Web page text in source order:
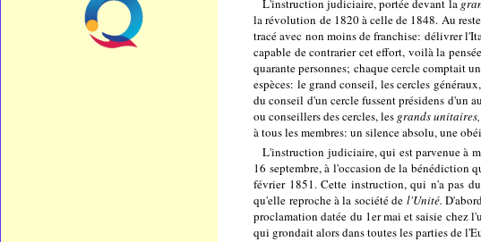
L'instruction judiciaire, portée devant la
la révolution de 1820 à celle de 1848. Au
tracé avec non moins de franchise: délivrer
capable de contrarier cet effort, voilà la
quarante personnes; chaque cercle comptait
espèces: le grand conseil, les cercles
du conseil d'un cercle fussent présidens d'un
ou conseillers des cercles, les grands
à tous les membres: un silence absolu, une
L'instruction judiciaire, qui est parvenue à
16 septembre, à l'occasion de la bénédiction
février 1851. Cette instruction, qui n'a pas
qu'elle reproche à la société de l'Unité.
proclamation datée du 1er mai et saisie chez
qui grondait alors dans toutes les parties de